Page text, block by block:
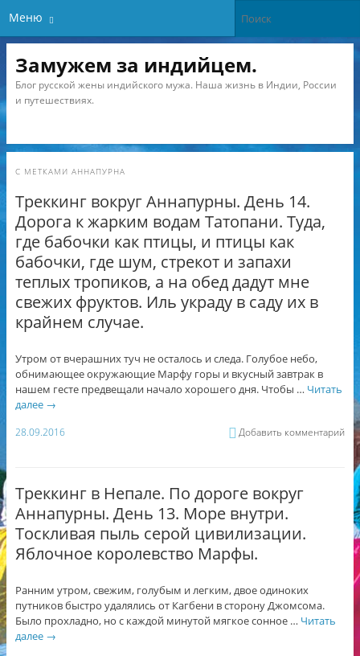
Меню
Замужем за индийцем.
Блог русской жены индийского мужа. Наша жизнь в Индии, России
и путешествиях.
С МЕТКАМИ АННАПУРНА
Треккинг вокруг Аннапурны. День 14.
Дорога к жарким водам Татопани. Туда,
где бабочки как птицы, и птицы как
бабочки, где шум, стрекот и запахи
теплых тропиков, а на обед дадут мне
свежих фруктов. Иль украду в саду их в
крайнем случае.
Утром от вчерашних туч не осталось и следа. Голубое небо,
обнимающее окружающие Марфу горы и вкусный завтрак в
нашем гесте предвещали начало хорошего дня. Чтобы … Читать
далее →
28.09.2016 Добавить комментарий
Треккинг в Непале. По дороге вокруг
Аннапурны. День 13. Море внутри.
Тоскливая пыль серой цивилизации.
Яблочное королевство Марфы.
Ранним утром, свежим, голубым и легким, двое одиноких
путников быстро удалялись от Кагбени в сторону Джомсома.
Было прохладно, но с каждой минутой мягкое сонное … Читать
далее →